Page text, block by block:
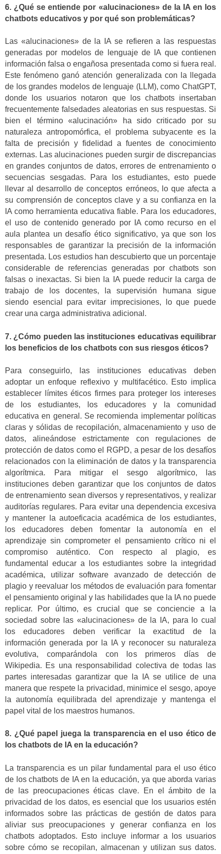
6. ¿Qué se entiende por «alucinaciones» de la IA en los
chatbots educativos y por qué son problemáticas?
Las «alucinaciones» de la IA se refieren a las respuestas
generadas por modelos de lenguaje de IA que contienen
información falsa o engañosa presentada como si fuera real.
Este fenómeno ganó atención generalizada con la llegada
de los grandes modelos de lenguaje (LLM), como ChatGPT,
donde los usuarios notaron que los chatbots insertaban
frecuentemente falsedades aleatorias en sus respuestas. Si
bien el término «alucinación» ha sido criticado por su
naturaleza antropomórfica, el problema subyacente es la
falta de precisión y fidelidad a fuentes de conocimiento
externas. Las alucinaciones pueden surgir de discrepancias
en grandes conjuntos de datos, errores de entrenamiento o
secuencias sesgadas. Para los estudiantes, esto puede
llevar al desarrollo de conceptos erróneos, lo que afecta a
su comprensión de conceptos clave y a su confianza en la
IA como herramienta educativa fiable. Para los educadores,
el uso de contenido generado por IA como recurso en el
aula plantea un desafío ético significativo, ya que son los
responsables de garantizar la precisión de la información
presentada. Los estudios han descubierto que un porcentaje
considerable de referencias generadas por chatbots son
falsas o inexactas. Si bien la IA puede reducir la carga de
trabajo de los docentes, la supervisión humana sigue
siendo esencial para evitar imprecisiones, lo que puede
crear una carga administrativa adicional.
7. ¿Cómo pueden las instituciones educativas equilibrar
los beneficios de los chatbots con sus riesgos éticos?
Para conseguirlo, las instituciones educativas deben
adoptar un enfoque reflexivo y multifacético. Esto implica
establecer límites éticos firmes para proteger los intereses
de los estudiantes, los educadores y la comunidad
educativa en general. Se recomienda implementar políticas
claras y sólidas de recopilación, almacenamiento y uso de
datos, alineándose estrictamente con regulaciones de
protección de datos como el RGPD, a pesar de los desafíos
relacionados con la eliminación de datos y la transparencia
algorítmica. Para mitigar el sesgo algorítmico, las
instituciones deben garantizar que los conjuntos de datos
de entrenamiento sean diversos y representativos, y realizar
auditorías regulares. Para evitar una dependencia excesiva
y mantener la autoeficacia académica de los estudiantes,
los educadores deben fomentar la autonomía en el
aprendizaje sin comprometer el pensamiento crítico ni el
compromiso auténtico. Con respecto al plagio, es
fundamental educar a los estudiantes sobre la integridad
académica, utilizar software avanzado de detección de
plagio y reevaluar los métodos de evaluación para fomentar
el pensamiento original y las habilidades que la IA no puede
replicar. Por último, es crucial que se conciencie a la
sociedad sobre las «alucinaciones» de la IA, para lo cual
los educadores deben verificar la exactitud de la
información generada por la IA y reconocer su naturaleza
evolutiva, comparándola con los primeros días de
Wikipedia. Es una responsabilidad colectiva de todas las
partes interesadas garantizar que la IA se utilice de una
manera que respete la privacidad, minimice el sesgo, apoye
la autonomía equilibrada del aprendizaje y mantenga el
papel vital de los maestros humanos.
8. ¿Qué papel juega la transparencia en el uso ético de
los chatbots de IA en la educación?
La transparencia es un pilar fundamental para el uso ético
de los chatbots de IA en la educación, ya que aborda varias
de las preocupaciones éticas clave. En el ámbito de la
privacidad de los datos, es esencial que los usuarios estén
informados sobre las prácticas de gestión de datos para
aliviar sus preocupaciones y generar confianza en los
chatbots adoptados. Esto incluye informar a los usuarios
sobre cómo se recopilan, almacenan y utilizan sus datos.